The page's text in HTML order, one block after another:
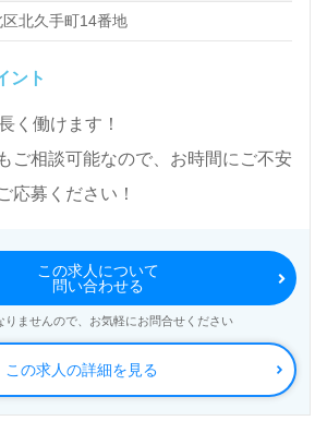
北久手町14番地
ント
く働けます！
ご相談可能なので、お時間にご不安
応募ください！
この求人の詳細を見る
この求人について
問い合わせる
りませんので、お気軽にお問合せください